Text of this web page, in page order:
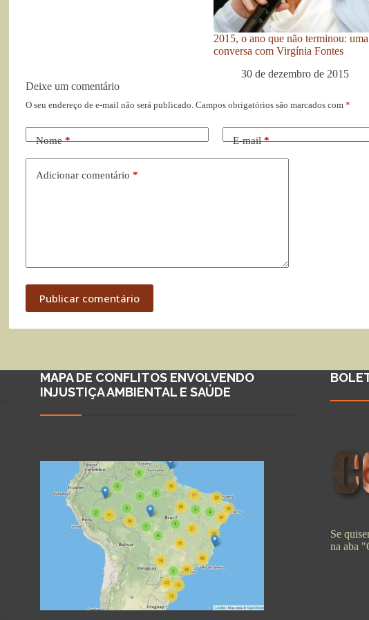
2015, o ano que não terminou: uma
conversa com Virgínia Fontes
30 de dezembro de 2015
Deixe um comentário
O seu endereço de e-mail não será publicado. Campos obrigatórios são marcados com *
Nome* E-mail*
Adicionar comentário *
Publicar comentário
MAPA DE CONFLITOS ENVOLVENDO
INJUSTIÇA AMBIENTAL E SAÚDE
Se
na aba